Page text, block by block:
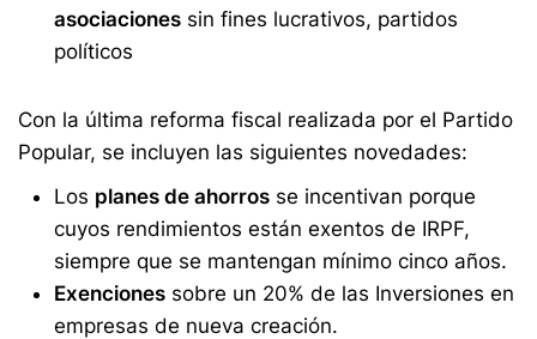
asociaciones sin fines lucrativos, partidos
políticos
Con la última reforma fiscal realizada por el Partido
Popular, se incluyen las siguientes novedades:
Los planes de ahorros se incentivan porque
cuyos rendimientos están exentos de IRPF,
siempre que se mantengan mínimo cinco años.
Exenciones sobre un 20% de las Inversiones en
empresas de nueva creación.